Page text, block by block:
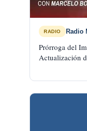
RADIO Radio
Prórroga del
Actualización